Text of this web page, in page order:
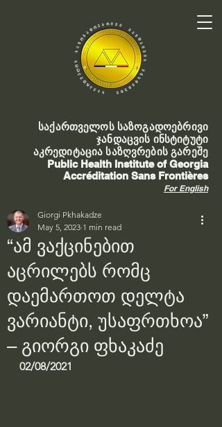
საქართველოს საზოგადოებრივი
ჯანდაცვის ინსტიტუტი
აკრედიტაცია საზღვრების გარეშე
Public Health Institute of Georgia
Accréditation Sans Frontières
For English
“ამ ვაქცინებით
აცრილებს რომც
დაემართოთ დელტა
ვარიანტი, უსაფრთხოა”
– გიორგი ფხაკაძე
Giorgi Pkhakadze
May 5, 2023 1 min read
02/08/2021